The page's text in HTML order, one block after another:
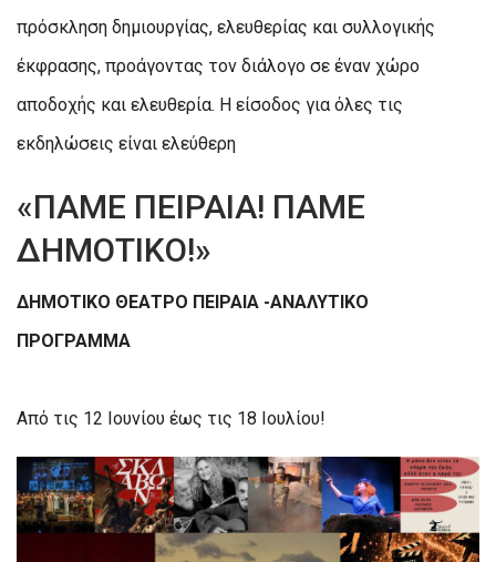
πρόσκληση δημιουργίας, ελευθερίας και συλλογικής
έκφρασης, προάγοντας τον διάλογο σε έναν χώρο
αποδοχής και ελευθερία. Η είσοδος για όλες τις
εκδηλώσεις είναι ελεύθερη
«ΠΑΜΕ ΠΕΙΡΑΙΑ! ΠΑΜΕ
ΔΗΜΟΤΙΚΟ!»
ΔΗΜΟΤΙΚΟ ΘΕΑΤΡΟ ΠΕΙΡΑΙΑ -ΑΝΑΛΥΤΙΚΟ
ΠΡΟΓΡΑΜΜΑ
Από τις 12 Ιουνίου έως τις 18 Ιουλίου!